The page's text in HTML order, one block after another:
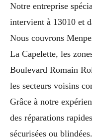
Notre entreprise
intervient à 13010 et
Nous couvrons
La Capelette, les
Boulevard Romain
les secteurs voisins
Grâce à notre
des réparations
sécurisées ou blindées.